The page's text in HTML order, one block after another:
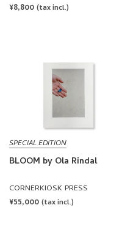
REGULAR
¥8,800 (tax incl.)
SPECIAL EDITION
BLOOM by Ola Rindal
CORNERKIOSK PRESS
REGULAR
¥55,000 (tax incl.)